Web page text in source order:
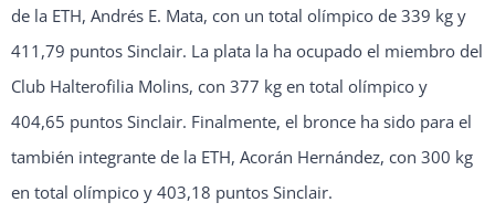
de la ETH, Andrés E. Mata, con un total olímpico de 339 kg y
411,79 puntos Sinclair. La plata la ha ocupado el miembro del
Club Halterofilia Molins, con 377 kg en total olímpico y
404,65 puntos Sinclair. Finalmente, el bronce ha sido para el
también integrante de la ETH, Acorán Hernández, con 300 kg
en total olímpico y 403,18 puntos Sinclair.